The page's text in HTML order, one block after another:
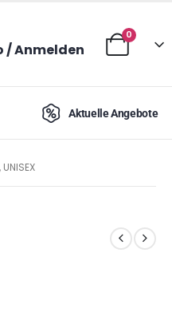
/ Anmelden
0
Aktuelle Angebote